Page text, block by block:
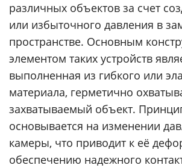
различных объектов за счет
или избыточного давления в
пространстве. Основным
элементом таких устройств
выполненная из гибкого или
материала, герметично
захватываемый объект.
основывается на изменении
камеры, что приводит к её
обеспечению надежного